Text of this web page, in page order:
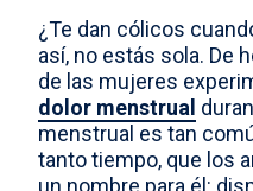
¿Te dan cólicos
así, no estás sola. De
de las mujeres
dolor menstrual
menstrual es tan
tanto tiempo, que los
un nombre para él: